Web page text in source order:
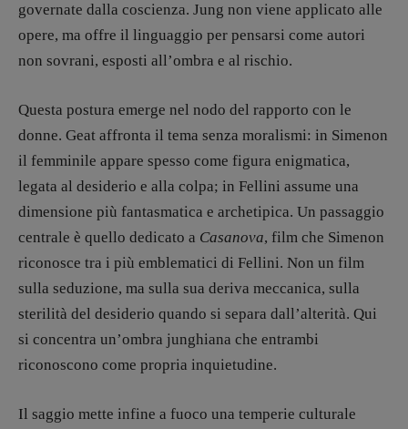
governate dalla coscienza. Jung non viene applicato alle
opere, ma offre il linguaggio per pensarsi come autori
non sovrani, esposti all’ombra e al rischio.
Questa postura emerge nel nodo del rapporto con le
donne. Geat affronta il tema senza moralismi: in Simenon
il femminile appare spesso come figura enigmatica,
legata al desiderio e alla colpa; in Fellini assume una
dimensione più fantasmatica e archetipica. Un passaggio
centrale è quello dedicato a Casanova, film che Simenon
riconosce tra i più emblematici di Fellini. Non un film
sulla seduzione, ma sulla sua deriva meccanica, sulla
sterilità del desiderio quando si separa dall’alterità. Qui
si concentra un’ombra junghiana che entrambi
riconoscono come propria inquietudine.
Il saggio mette infine a fuoco una temperie culturale